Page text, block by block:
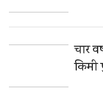
चार
किमी